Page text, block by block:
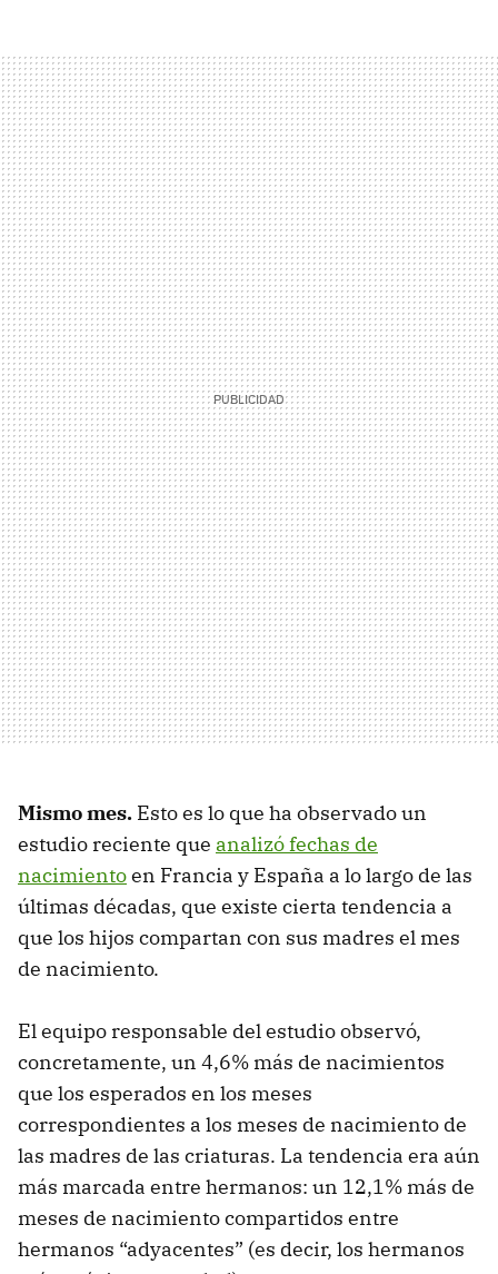
Mismo mes. Esto es lo que ha observado un
estudio reciente que analizó fechas de
nacimientoen Francia y España a lo largo de las
últimas décadas, que existe cierta tendencia a
que los hijos compartan con sus madres el mes
de nacimiento.
El equipo responsable del estudio observó,
concretamente, un 4,6% más de nacimientos
que los esperados en los meses
correspondientes a los meses de nacimiento de
las madres de las criaturas. La tendencia era aún
más marcada entre hermanos: un 12,1% más de
meses de nacimiento compartidos entre
hermanos “adyacentes” (es decir, los hermanos